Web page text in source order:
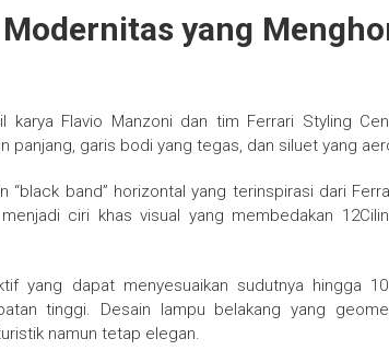
yang
karya Flavio Manzoni dan tim Ferrari Styling
panjang, garis bodi yang tegas, dan siluet yang
band” horizontal yang terinspirasi dari
ciri khas visual yang membedakan
yang dapat menyesuaikan sudutnya hingga
tinggi. Desain lampu belakang yang
namun tetap elegan.